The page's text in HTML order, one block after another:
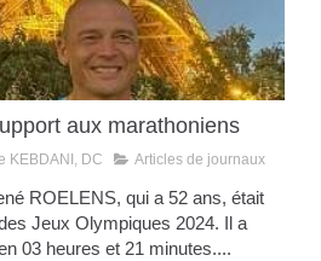
aux marathoniens
KEBDANI, DC Articles de journaux
ROELENS, qui a 52 ans, était
Jeux Olympiques 2024. Il a
03 heures et 21 minutes....